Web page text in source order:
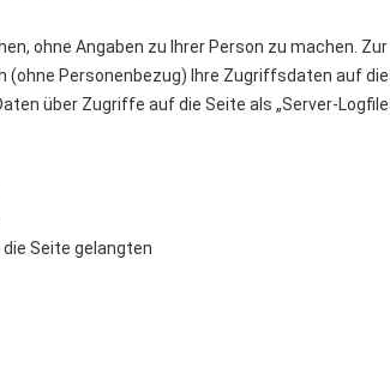
ohne Angaben zu Ihrer Person zu machen.
(ohne Personenbezug) Ihre Zugriffsdaten auf
über Zugriffe auf die Seite als „Server-
Seite gelangten